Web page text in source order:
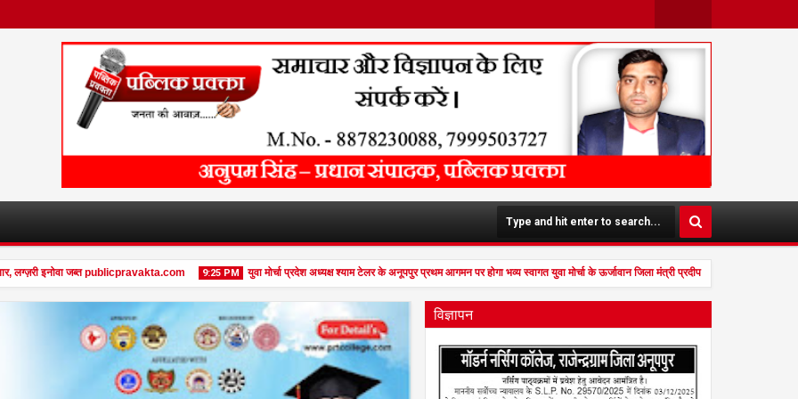
Twit
Face
Boo
K
इनोवा जब्त publicpravakta.com 9:25 PM
Feb
युवा मोर्चा प्रदेश अध्यक्ष श्याम टेलर के अनूपपुर प्रथम आगमन पर होगा भव्य स्वागत युवा मोर्चा के ऊर्जावान जिला मंत्री प्रदीप मिश्रा ने सभी युवाओं से
विज्ञापन